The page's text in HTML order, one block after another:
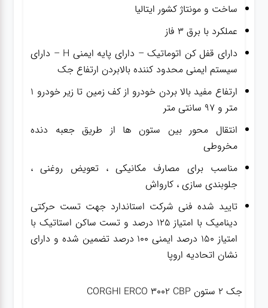
ساخت و مونتاژ کشور ایتالیا
عملکرد با برق ۳ فاز
دارای قفل کن اتوماتیک – دارای پایه ایمنی H – دارای
سیستم ایمنی محدود کننده بالابردن ارتفاع جک
ارتفاع مفید بالا بردن خودرو از کف زمین تا زیر خودرو ۱
متر و ۹۷ سانتی متر
انتقال محور بین ستون ها از طریق جعبه دنده
مخروطی
مناسب برای مصارف مکانیکی ، تعویض روغنی ،
جلوبندی سازی ، کارواش
تایید شده فنی شرکت استاندارد جهت تست حرکتی
دینامیک با امتیاز ۱۲۵ درصد و تست ساکن استاتیک با
امتیاز ۱۵۰ درصد ایمنی ۱۰۰ درصد تضمین شده و دارای
نشان اتحادیه اروپا
جک ۲ ستون CORGHI ERCO 3002 CBP